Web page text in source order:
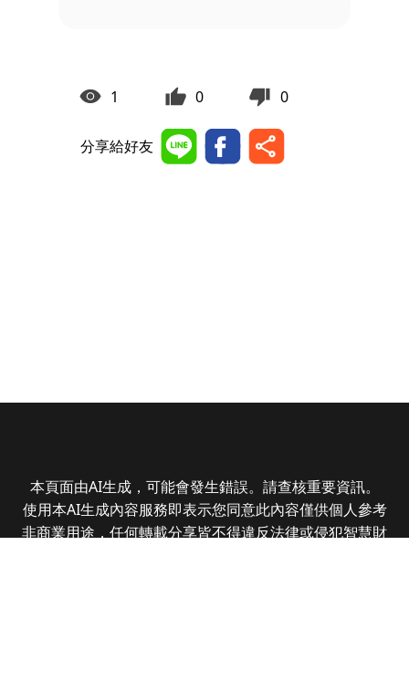
1 0 0
分享給好友
本頁面由AI生成，可能會發生錯誤。請查核重要資訊。
使用本AI生成內容服務即表示您同意此內容僅供個人參考
非商業用途，任何轉載分享皆不得違反法律或侵犯智慧財